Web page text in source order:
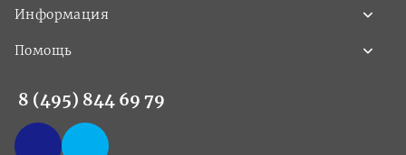
Информация
Помощь
8 (495) 844 69 79